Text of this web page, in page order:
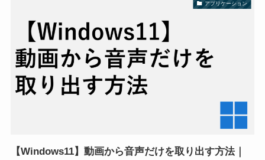
アプリケーション
【Windows11】動画から音声だけを取り出す方法｜